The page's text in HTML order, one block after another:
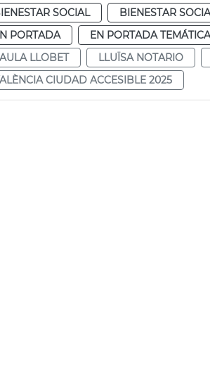
SOCIAL BIENESTAR
PORTADA
EN PORTADA TEMÁTICA
LLOBET
LLUÏSA NOTARIO
CIUDAD ACCESIBLE 2025